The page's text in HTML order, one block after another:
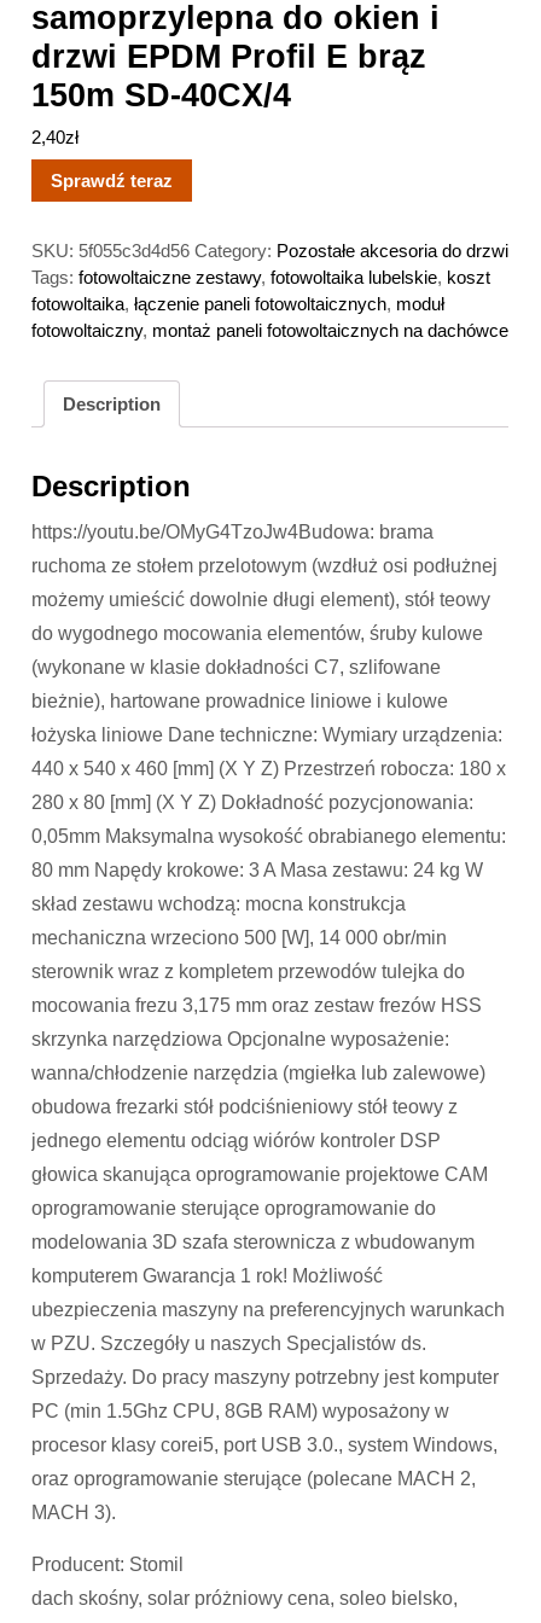
samoprzylepna do okien i
drzwi EPDM Profil E brąz
150m SD-40CX/4
2,40zł
Sprawdź teraz
SKU: 5f055c3d4d56 Category: Pozostałe akcesoria do drzwi
Tags:fotowoltaiczne zestawy,fotowoltaika lubelskie, koszt
fotowoltaika,łączenie paneli fotowoltaicznych, moduł
fotowoltaiczny, montaż paneli fotowoltaicznych na dachówce
Description
Description
https://youtu.be/OMyG4TzoJw4Budowa: brama
ruchoma ze stołem przelotowym (wzdłuż osi podłużnej
możemy umieścić dowolnie długi element), stół teowy
do wygodnego mocowania elementów, śruby kulowe
(wykonane w klasie dokładności C7, szlifowane
bieżnie), hartowane prowadnice liniowe i kulowe
łożyska liniowe Dane techniczne: Wymiary urządzenia:
440 x 540 x 460 [mm] (X Y Z) Przestrzeń robocza: 180 x
280 x 80 [mm] (X Y Z) Dokładność pozycjonowania:
0,05mm Maksymalna wysokość obrabianego elementu:
80 mm Napędy krokowe: 3 A Masa zestawu: 24 kg W
skład zestawu wchodzą: mocna konstrukcja
mechaniczna wrzeciono 500 [W], 14 000 obr/min
sterownik wraz z kompletem przewodów tulejka do
mocowania frezu 3,175 mm oraz zestaw frezów HSS
skrzynka narzędziowa Opcjonalne wyposażenie:
wanna/chłodzenie narzędzia (mgiełka lub zalewowe)
obudowa frezarki stół podciśnieniowy stół teowy z
jednego elementu odciąg wiórów kontroler DSP
głowica skanująca oprogramowanie projektowe CAM
oprogramowanie sterujące oprogramowanie do
modelowania 3D szafa sterownicza z wbudowanym
komputerem Gwarancja 1 rok! Możliwość
ubezpieczenia maszyny na preferencyjnych warunkach
w PZU. Szczegóły u naszych Specjalistów ds.
Sprzedaży. Do pracy maszyny potrzebny jest komputer
PC (min 1.5Ghz CPU, 8GB RAM) wyposażony w
procesor klasy corei5, port USB 3.0., system Windows,
oraz oprogramowanie sterujące (polecane MACH 2,
MACH 3).
Producent: Stomil
dach skośny, solar próżniowy cena, soleo bielsko,